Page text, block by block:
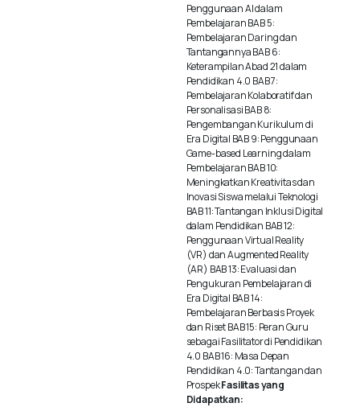
The
options
may
be
chosen
on
the
product
page
Penggunaan AI dalam
Pembelajaran BAB 5:
Pembelajaran Daring dan
Tantangannya BAB 6:
Keterampilan Abad 21 dalam
Pendidikan 4.0 BAB 7:
Pembelajaran Kolaboratif dan
Personalisasi BAB 8:
Pengembangan Kurikulum di
Era Digital BAB 9: Penggunaan
Game-based Learning dalam
Pembelajaran BAB 10:
Meningkatkan Kreativitas dan
Inovasi Siswa melalui Teknologi
BAB 11: Tantangan Inklusi Digital
dalam Pendidikan BAB 12:
Penggunaan Virtual Reality
(VR) dan Augmented Reality
(AR) BAB 13: Evaluasi dan
Pengukuran Pembelajaran di
Era Digital BAB 14:
Pembelajaran Berbasis Proyek
dan Riset BAB 15: Peran Guru
sebagai Fasilitator di Pendidikan
4.0 BAB 16: Masa Depan
Pendidikan 4.0: Tantangan dan
ProspekFasilitas yang
Didapatkan: